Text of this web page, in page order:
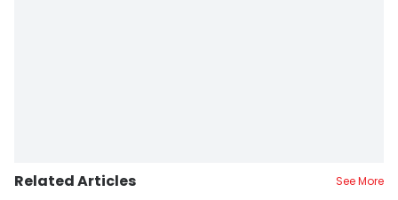
Related Articles See More